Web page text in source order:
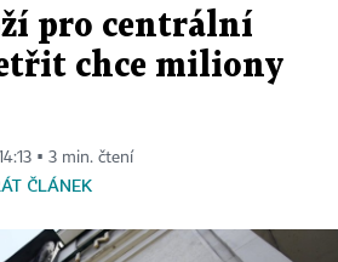
pro centrální
chce miliony
▪ 3 min. čtení
ČLÁNEK